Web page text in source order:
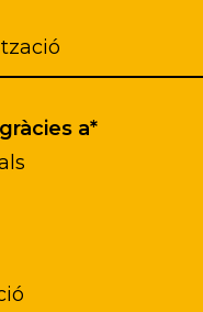
a*
SNOMED
una entrevista
esas
permite así
formular
permitirá
y